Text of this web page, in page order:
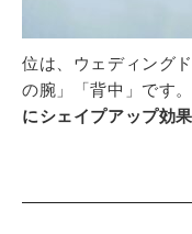
位は、ウェディング
の腕」「背中」です
にシェイプアップ効